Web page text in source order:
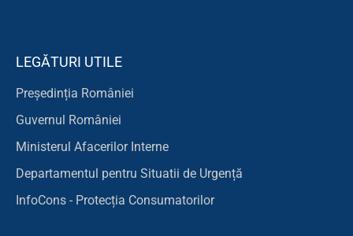
LEGĂTURI UTILE
Președinția României
Guvernul României
Ministerul Afacerilor Interne
Departamentul pentru Situatii de Urgență
InfoCons - Protecția Consumatorilor